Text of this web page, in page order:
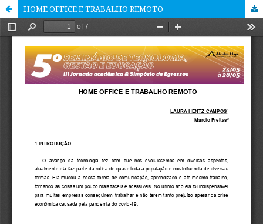
HOME OFFICE E TRABALHO REMOTO